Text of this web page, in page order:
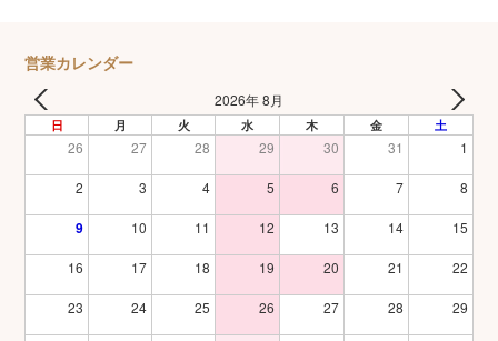
営業カレンダー
2026年 8月
日 月 火 水 木 金 土
26 27 28 29 30 31 1
2 3 4 5 6 7 8
9 10 11 12 13 14 15
16 17 18 19 20 21 22
23 24 25 26 27 28 29